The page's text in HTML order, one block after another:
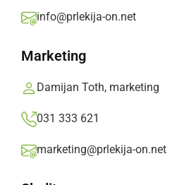
info@prlekija-on.net
Marketing
Damijan Toth, marketing
031 333 621
marketing@prlekija-on.net
Družabno
Črna kronika
Šport